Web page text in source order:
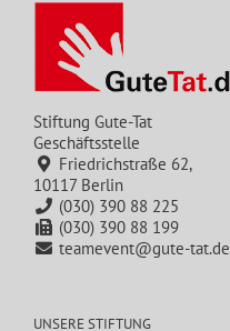
Stiftung Gute-Tat
Geschäftsstelle
Friedrichstraße 62,
10117 Berlin
(030) 390 88 225
(030) 390 88 199
teamevent@gute-tat.de
UNSERE STIFTUNG